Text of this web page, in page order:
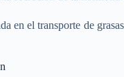
en el transporte de